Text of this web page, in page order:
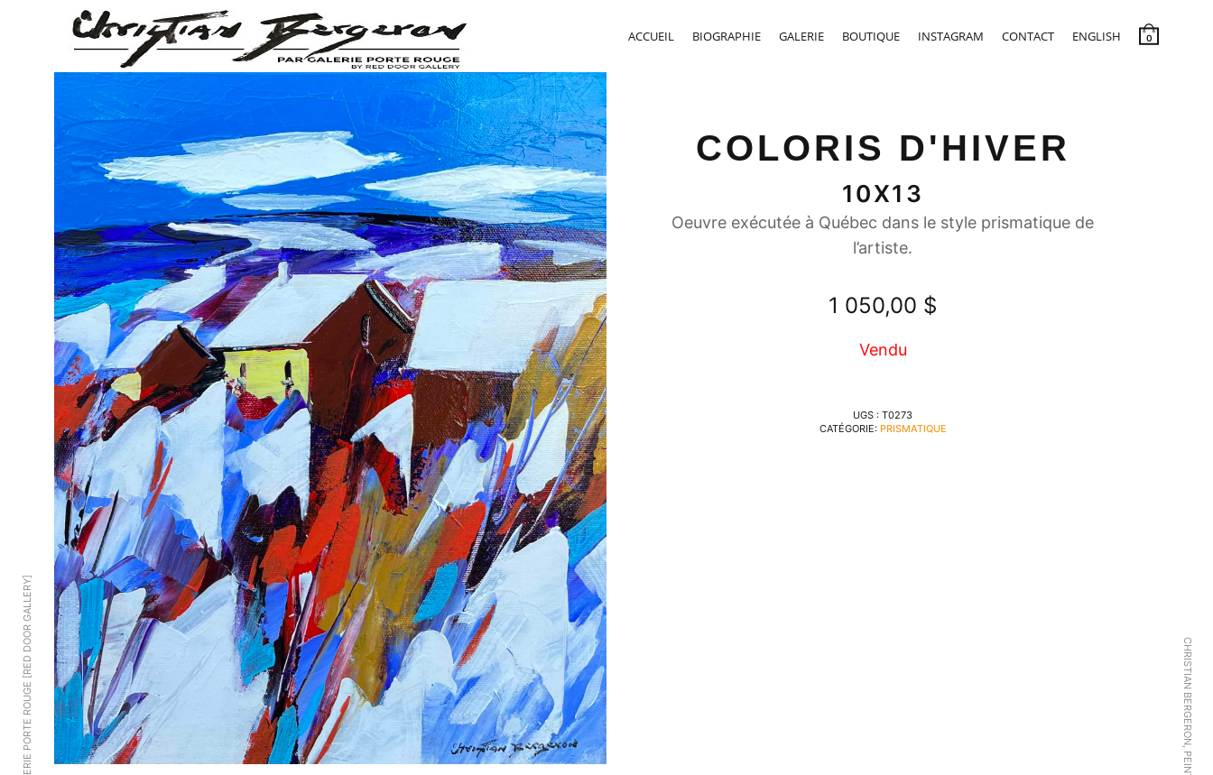
ACCUEIL BIOGRAPHIE GALERIE BOUTIQUE INSTAGRAM CONTACT ENGLISH 0
© 2023 GALERIE PORTE ROUGE [RED DOOR GALLERY] CHRISTIAN BERGERON, PEINTRE
COLORIS D'HIVER
10X13
Oeuvre exécutée à Québec dans le style prismatique de
l’artiste.
1 050,00 $
Vendu
UGS : T0273
CATÉGORIE: PRISMATIQUE